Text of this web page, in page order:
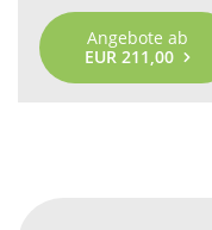
Angebote ab
EUR 211,00